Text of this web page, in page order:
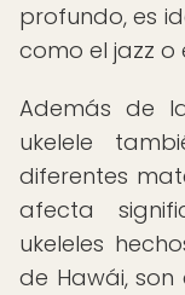
profundo, es
como el jazz o
Además de
ukelele
diferentes
afecta
ukeleles
de Hawái,